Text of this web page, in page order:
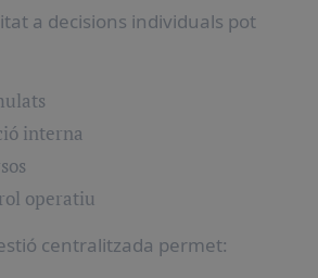
a decisions individuals pot
interna
operatiu
centralitzada permet: